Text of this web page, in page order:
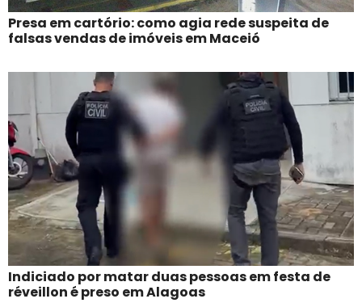
Presa em cartório: como agia rede suspeita de
falsas vendas de imóveis em Maceió
Indiciado por matar duas pessoas em festa de
réveillon é preso em Alagoas